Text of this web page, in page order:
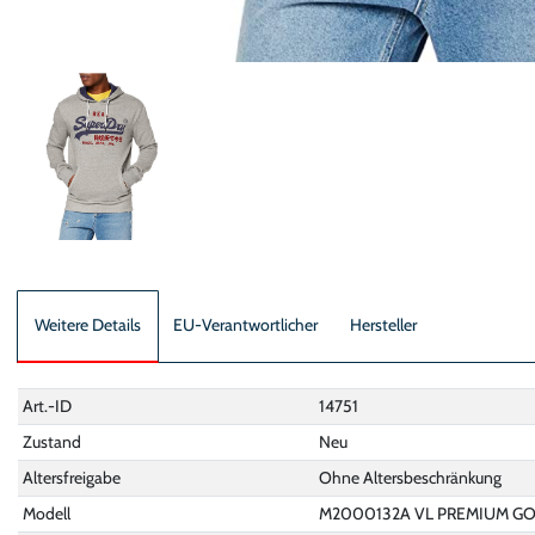
Weitere Details EU-Verantwortlicher Hersteller
Art.-ID
14751
Zustand
Neu
Altersfreigabe
Ohne Altersbeschränkung
Modell
M2000132A VL PREMIUM